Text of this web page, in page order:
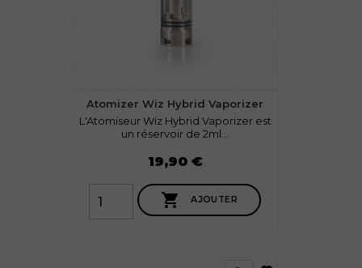
Atomizer Wiz Hybrid Vaporizer
L'Atomiseur Wiz Hybrid Vaporizer est
un réservoir de 2ml...
19,90 €
 AJOUTER